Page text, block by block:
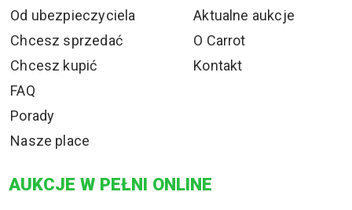
Od ubezpieczyciela
Chcesz sprzedać
Chcesz kupić
FAQ
Porady
Nasze place
Aktualne aukcje
O Carrot
Kontakt
AUKCJE W PEŁNI ONLINE